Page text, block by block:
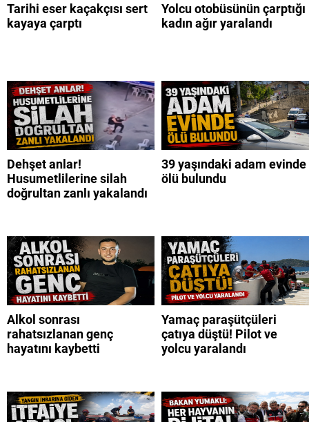
Tarihi eser kaçakçısı sert
kayaya çarptı
Yolcu otobüsünün çarptığı
kadın ağır yaralandı
Dehşet anlar!
Husumetlilerine silah
doğrultan zanlı yakalandı
39 yaşındaki adam evinde
ölü bulundu
Alkol sonrası
rahatsızlanan genç
hayatını kaybetti
Yamaç paraşütçüleri
çatıya düştü! Pilot ve
yolcu yaralandı